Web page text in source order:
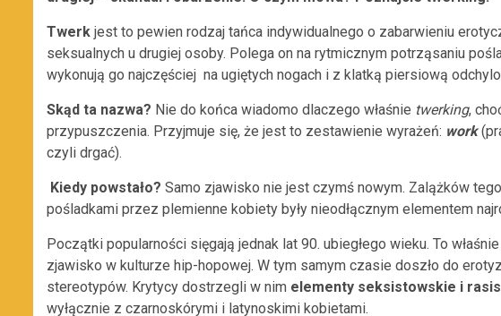
Twerk jest to pewien rodzaj tańca indywidualnego o zabarwieniu
seksualnych u drugiej osoby. Polega on na rytmicznym potrząsaniu
wykonują go najczęściej na ugiętych nogach i z klatką piersiową
Skąd ta nazwa? Nie do końca wiadomo dlaczego właśnie twerking,
przypuszczenia. Przyjmuje się, że jest to zestawienie wyrażeń: work
czyli drgać).
Kiedy powstało? Samo zjawisko nie jest czymś nowym. Zalążków
pośladkami przez plemienne kobiety były nieodłącznym elementem
Początki popularności sięgają jednak lat 90. ubiegłego wieku. To
zjawisko w kulturze hip-hopowej. W tym samym czasie doszło do
stereotypów. Krytycy dostrzegli w nim elementy seksistowskie i
wyłącznie z czarnoskórymi i latynoskimi kobietami.